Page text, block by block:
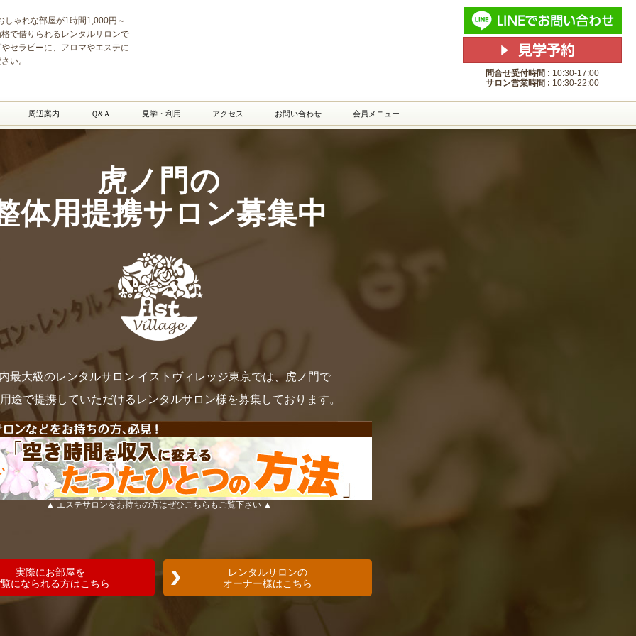
ロン・シェアサロン istVillage東京(イストヴィレッジ
しゃれな部屋が1時間1,000円～
で借りられるレンタルサロンで
セラピーに、アロマやエステに
い。
問合せ受付時間 : 10:30-17:00
サロン営業時間 : 10:30-22:00
周辺案内 Ｑ&Ａ 見学・利用 アクセス お問い合わせ 会員メニュー
虎ノ門の
体用提携サロン募集中
最大級のレンタルサロン イストヴィレッジ東京では、虎ノ門で
途で提携していただけるレンタルサロン様を募集しております。
▲ エステサロンをお持ちの方はぜひこちらもご覧下さい ▲
実際にお部屋を
になられる方はこちら
レンタルサロンの
オーナー様はこちら